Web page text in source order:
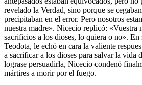
revelado la Verdad, sino porque se
precipitaban en el error. Pero nosotros
nuestra madre». Nicecio replicó: «Vuestra
sacrificios a los dioses, lo quiera o no». En
Teodota, le echó en cara la valiente
a sacrificar a los dioses para salvar la vida
lograse persuadirla, Nicecio condenó
mártires a morir por el fuego.